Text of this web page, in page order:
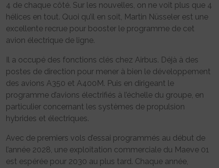
4 de chaque côté. Sur les nouvelles, on ne voit plus que 4
hélices en tout. Quoi qu’il en soit, Martin Nüsseler est une
excellente recrue pour booster le programme de cet
avion électrique de ligne.
Il a occupé des fonctions clés chez Airbus. Déjà à des
postes de direction pour mener à bien le développement
des avions A350 et A400M. Puis en dirigeant le
programme d’avions électrifiés à l’échelle du groupe, en
particulier concernant les systèmes de propulsion
hybrides et électriques.
Avec de premiers vols d’essai programmés au début de
l’année 2028, une exploitation commerciale du Maeve 01
est espérée pour 2030 au plus tard. Chaque année,